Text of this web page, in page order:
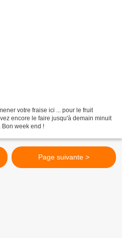
votre fraise ici ... pour le fruit
encore le faire jusqu'à demain minuit
Bon week end !
Page suivante >